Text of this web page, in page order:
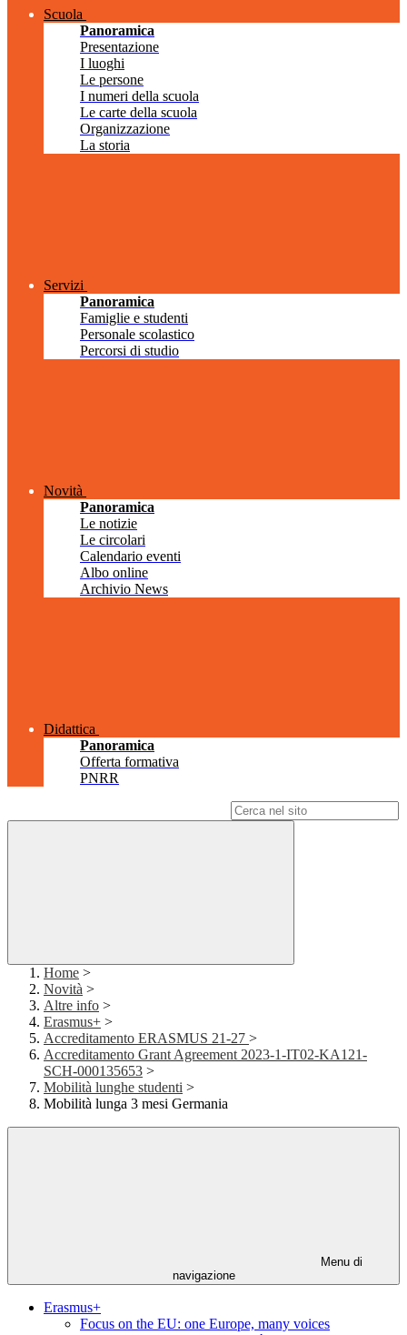
Scuola
Panoramica
Presentazione
I luoghi
Le persone
I numeri della scuola
Le carte della scuola
Organizzazione
La storia
Servizi
Panoramica
Famiglie e studenti
Personale scolastico
Percorsi di studio
Novità
Panoramica
Le notizie
Le circolari
Calendario eventi
Albo online
Archivio News
Didattica
Panoramica
Offerta formativa
PNRR
Home >
Novità >
Altre info >
Erasmus+ >
Accreditamento ERASMUS 21-27 >
Accreditamento Grant Agreement 2023-1-IT02-KA121-
SCH-000135653 >
Mobilità lunghe studenti >
Mobilità lunga 3 mesi Germania
Menu di
navigazione
Erasmus+
Focus on the EU: one Europe, many voices